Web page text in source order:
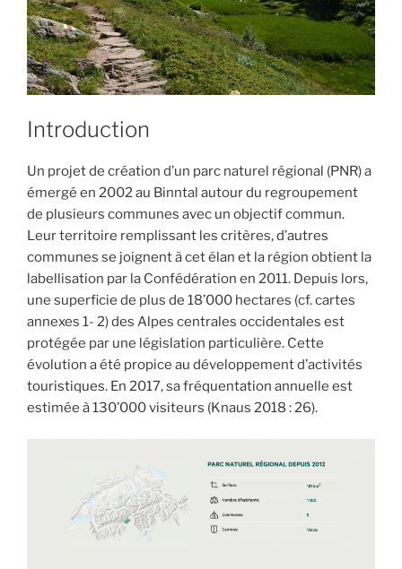
Introduction
Un projet de création d’un parc naturel régional (PNR) a
émergé en 2002 au Binntal autour du regroupement
de plusieurs communes avec un objectif commun.
Leur territoire remplissant les critères, d’autres
communes se joignent à cet élan et la région obtient la
labellisation par la Confédération en 2011. Depuis lors,
une superficie de plus de 18’000 hectares (cf. cartes
annexes 1- 2) des Alpes centrales occidentales est
protégée par une législation particulière. Cette
évolution a été propice au développement d’activités
touristiques. En 2017, sa fréquentation annuelle est
estimée à 130’000 visiteurs (Knaus 2018 : 26).